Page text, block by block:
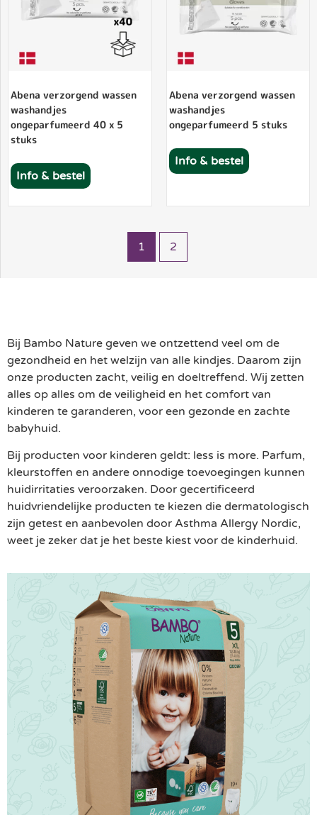
Abena verzorgend wassen
washandjes
ongeparfumeerd 40 x 5
stuks
Info & bestel
Abena verzorgend wassen
washandjes
ongeparfumeerd 5 stuks
Info & bestel
1 2
Bij Bambo Nature geven we ontzettend veel om de
gezondheid en het welzijn van alle kindjes. Daarom zijn
onze producten zacht, veilig en doeltreffend. Wij zetten
alles op alles om de veiligheid en het comfort van
kinderen te garanderen, voor een gezonde en zachte
babyhuid.
Bij producten voor kinderen geldt: less is more. Parfum,
kleurstoffen en andere onnodige toevoegingen kunnen
huidirritaties veroorzaken. Door gecertificeerd
huidvriendelijke producten te kiezen die dermatologisch
zijn getest en aanbevolen door Asthma Allergy Nordic,
weet je zeker dat je het beste kiest voor de kinderhuid.